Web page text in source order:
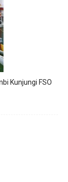
Kunjungi FSO